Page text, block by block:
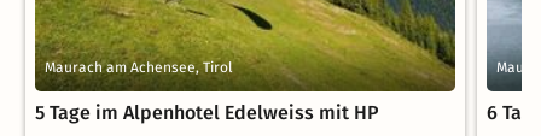
Maurach am Achensee, Tirol
5 Tage im Alpenhotel Edelweiss mit HP 6